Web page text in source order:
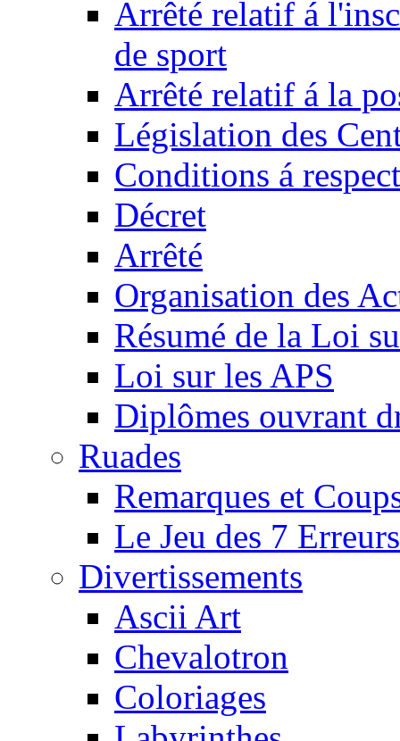
Arrêté relatif á
de sport
Arrêté relatif á la
Législation des
Conditions á
Décret
Arrêté
Organisation des
Résumé de la Loi
Loi sur les APS
Diplômes ouvrant
Ruades
Remarques et
Le Jeu des 7 Erreurs
Divertissements
Ascii Art
Chevalotron
Coloriages